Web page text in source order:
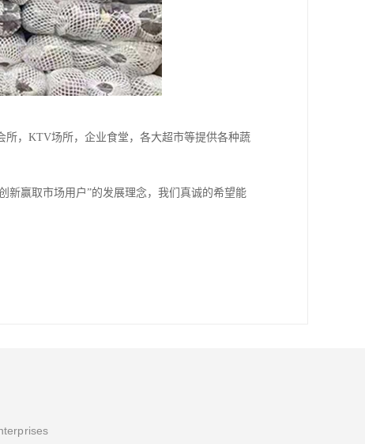
，KTV场所，企业食堂，各大超市等提供各种蔬
新赢取市场用户”的发展理念，我们真诚的希望能